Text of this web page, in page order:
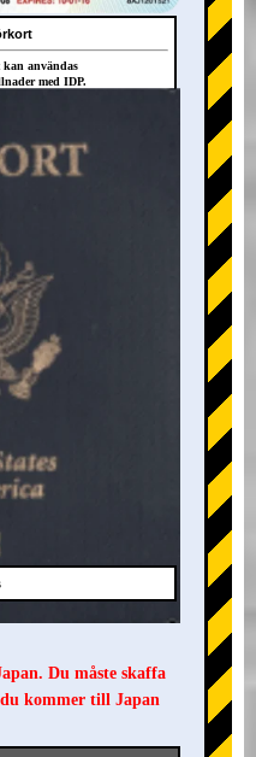
användas
med IDP.
Du måste skaffa
kommer till Japan